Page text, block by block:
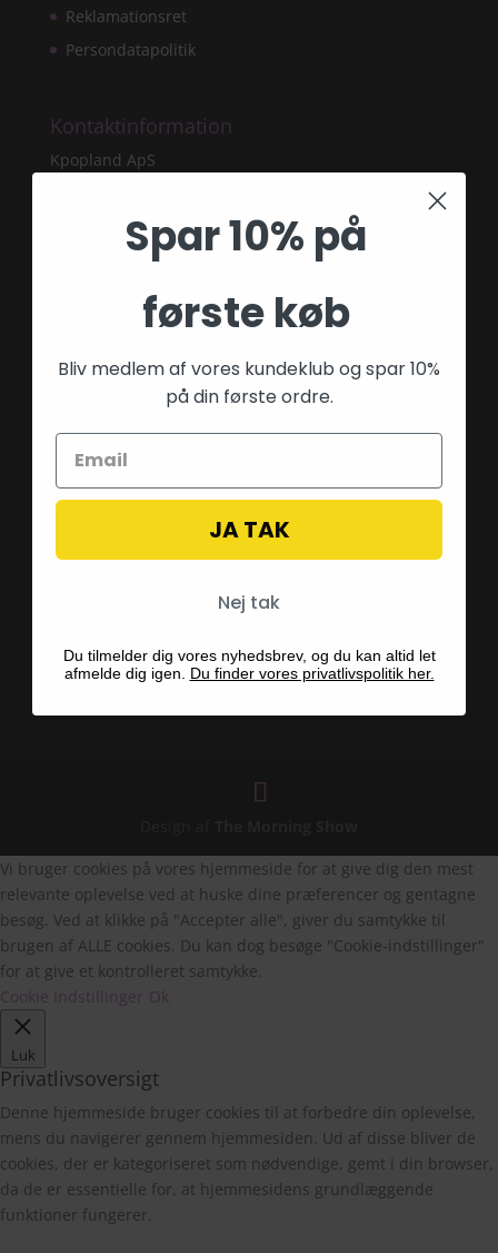
Reklamationsret
Persondatapolitik
Kontaktinformation
Kpopland ApS
2860 Søborg
info@fairygardenstuff.dk
Betalingsmetoder
Hvad er en Fairy Garden
Vi bruger cookies på vores hjemmeside for at give dig den mest
relevante oplevelse ved at huske dine præferencer og gentagne
besøg. Ved at klikke på "Accepter alle", giver du samtykke til
brugen af ALLE cookies. Du kan dog besøge "Cookie-indstillinger"
for at give et kontrolleret samtykke.
Cookie Indstillinger Ok
Luk
Privatlivsoversigt
Denne hjemmeside bruger cookies til at forbedre din oplevelse,
mens du navigerer gennem hjemmesiden. Ud af disse bliver de
cookies, der er kategoriseret som nødvendige, gemt i din browser,
da de er essentielle for, at hjemmesidens grundlæggende
funktioner fungerer.
Spar 10% på
første køb
Bliv medlem af vores kundeklub og spar 10%
på din første ordre.
JA TAK
Nej tak
Du tilmelder dig vores nyhedsbrev, og du kan altid let
afmelde dig igen. Du finder vores privatlivspolitik her.